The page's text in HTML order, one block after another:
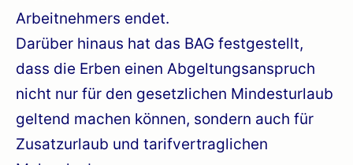
Arbeitnehmers endet.
Darüber hinaus hat das BAG festgestellt,
dass die Erben einen Abgeltungsanspruch
nicht nur für den gesetzlichen Mindesturlaub
geltend machen können, sondern auch für
Zusatzurlaub und tarifvertraglichen